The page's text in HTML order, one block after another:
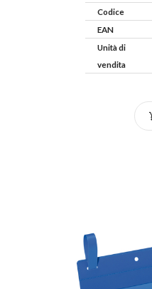
Codice
EAN
Unità di
vendita